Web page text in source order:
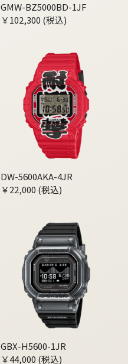
GMW-BZ5000BD-1JF
￥102,300 (税込)
DW-5600AKA-4JR
￥22,000 (税込)
GBX-H5600-1JR
￥44,000 (税込)